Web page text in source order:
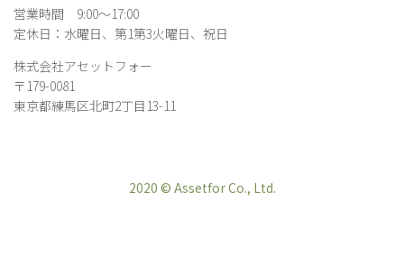
営業時間 9:00～17:00
定休日：水曜日、第1第3火曜日、祝日
株式会社アセットフォー
〒179-0081
東京都練馬区北町2丁目13-11
2020 © Assetfor Co., Ltd.